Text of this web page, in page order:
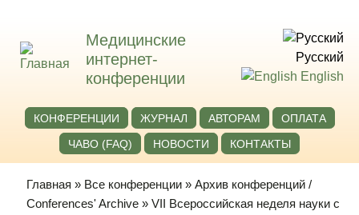
Медицинские
интернет-
конференции
Русский
English
КОНФЕРЕНЦИИ ЖУРНАЛ АВТОРАМ
ОПЛАТА
ЧАВО (FAQ)
НОВОСТИ КОНТАКТЫ
Главная » Все конференции »Архив конференций /
Conferences' Archive »VII Всероссийская неделя науки с